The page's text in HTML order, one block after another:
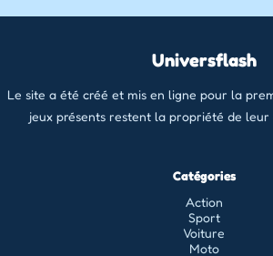
Universflash
Le site a été créé et mis en ligne pour la
jeux présents restent la propriété de
Catégories
Action
Sport
Voiture
Moto